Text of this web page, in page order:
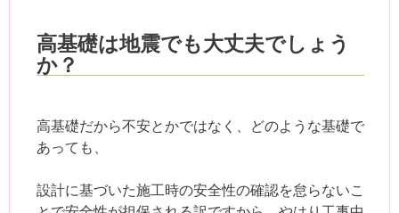
高基礎は地震でも大丈夫でしょう
か？
高基礎だから不安とかではなく、どのような基礎で
あっても、
設計に基づいた施工時の安全性の確認を怠らないこ